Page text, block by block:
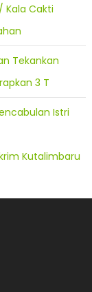
Kala Cakti
Tekankan
3 T
Istri
Kutalimbaru